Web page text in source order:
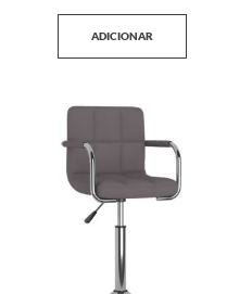
ADICIONAR